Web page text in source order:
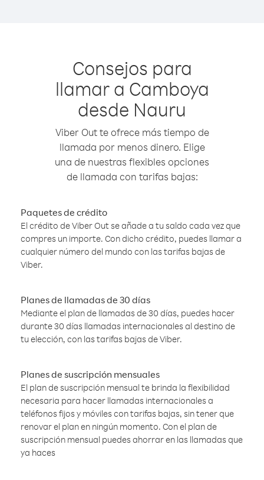
Consejos para
llamar a Camboya
desde Nauru
Viber Out te ofrece más tiempo de
llamada por menos dinero. Elige
una de nuestras flexibles opciones
de llamada con tarifas bajas:
Paquetes de crédito
El crédito de Viber Out se añade a tu saldo cada vez que
compres un importe. Con dicho crédito, puedes llamar a
cualquier número del mundo con las tarifas bajas de
Viber.
Planes de llamadas de 30 días
Mediante el plan de llamadas de 30 días, puedes hacer
durante 30 días llamadas internacionales al destino de
tu elección, con las tarifas bajas de Viber.
Planes de suscripción mensuales
El plan de suscripción mensual te brinda la flexibilidad
necesaria para hacer llamadas internacionales a
teléfonos fijos y móviles con tarifas bajas, sin tener que
renovar el plan en ningún momento. Con el plan de
suscripción mensual puedes ahorrar en las llamadas que
ya haces